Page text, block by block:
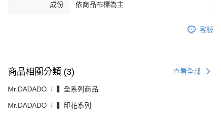
成份 依商品布標為主
客服
商品相關分類 (3) 查看全部
Mr.DADADO ▍全系列商品
Mr.DADADO ▍印花系列